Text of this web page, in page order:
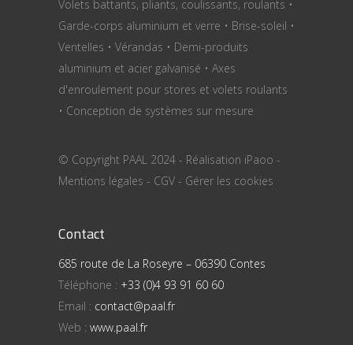
Volets battants, pliants, coulissants, roulants •
Garde-corps aluminium et verre • Brise-soleil •
Ventelles • Vérandas • Demi-produits
aluminium et acier galvanisé • Axes
d'enroulement pour stores et volets roulants
• Conception de systèmes sur mesure
© Copyright PAAL 2024 - Réalisation iPaoo -
Mentions légales - CGV - Gérer les cookies
Contact
685 route de La Roseyre – 06390 Contes
Téléphone : +33 (0)4 93 91 60 60
Email : contact@paal.fr
Web : www.paal.fr